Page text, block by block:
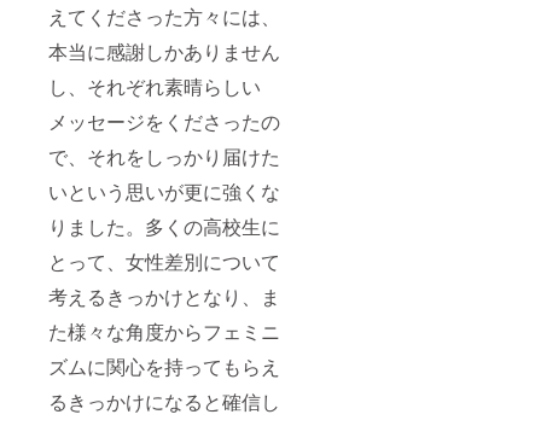
えてくださった方々には、
本当に感謝しかありません
し、それぞれ素晴らしい
メッセージをくださったの
で、それをしっかり届けた
いという思いが更に強くな
りました。多くの高校生に
とって、女性差別について
考えるきっかけとなり、ま
た様々な角度からフェミニ
ズムに関心を持ってもらえ
るきっかけになると確信し